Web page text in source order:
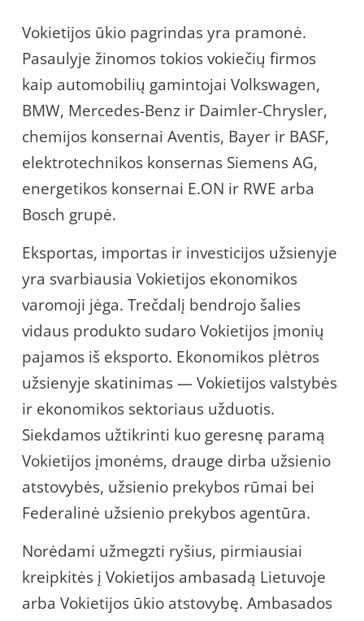
Vokietijos ūkio pagrindas yra pramonė.
Pasaulyje žinomos tokios vokiečių firmos
kaip automobilių gamintojai Volkswagen,
BMW, Mercedes-Benz ir Daimler-Chrysler,
chemijos konsernai Aventis, Bayer ir BASF,
elektrotechnikos konsernas Siemens AG,
energetikos konsernai E.ON ir RWE arba
Bosch grupė.
Eksportas, importas ir investicijos užsienyje
yra svarbiausia Vokietijos ekonomikos
varomoji jėga. Trečdalį bendrojo šalies
vidaus produkto sudaro Vokietijos įmonių
pajamos iš eksporto. Ekonomikos plėtros
užsienyje skatinimas — Vokietijos valstybės
ir ekonomikos sektoriaus užduotis.
Siekdamos užtikrinti kuo geresnę paramą
Vokietijos įmonėms, drauge dirba užsienio
atstovybės, užsienio prekybos rūmai bei
Federalinė užsienio prekybos agentūra.
Norėdami užmegzti ryšius, pirmiausiai
kreipkitės į Vokietijos ambasadą Lietuvoje
arba Vokietijos ūkio atstovybę. Ambasados